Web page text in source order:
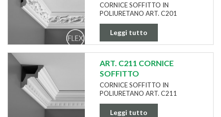
CORNICE SOFFITTO IN
POLIURETANO ART. C201
Leggi tutto
ART. C211 CORNICE
SOFFITTO
CORNICE SOFFITTO IN
POLIURETANO ART. C211
Leggi tutto